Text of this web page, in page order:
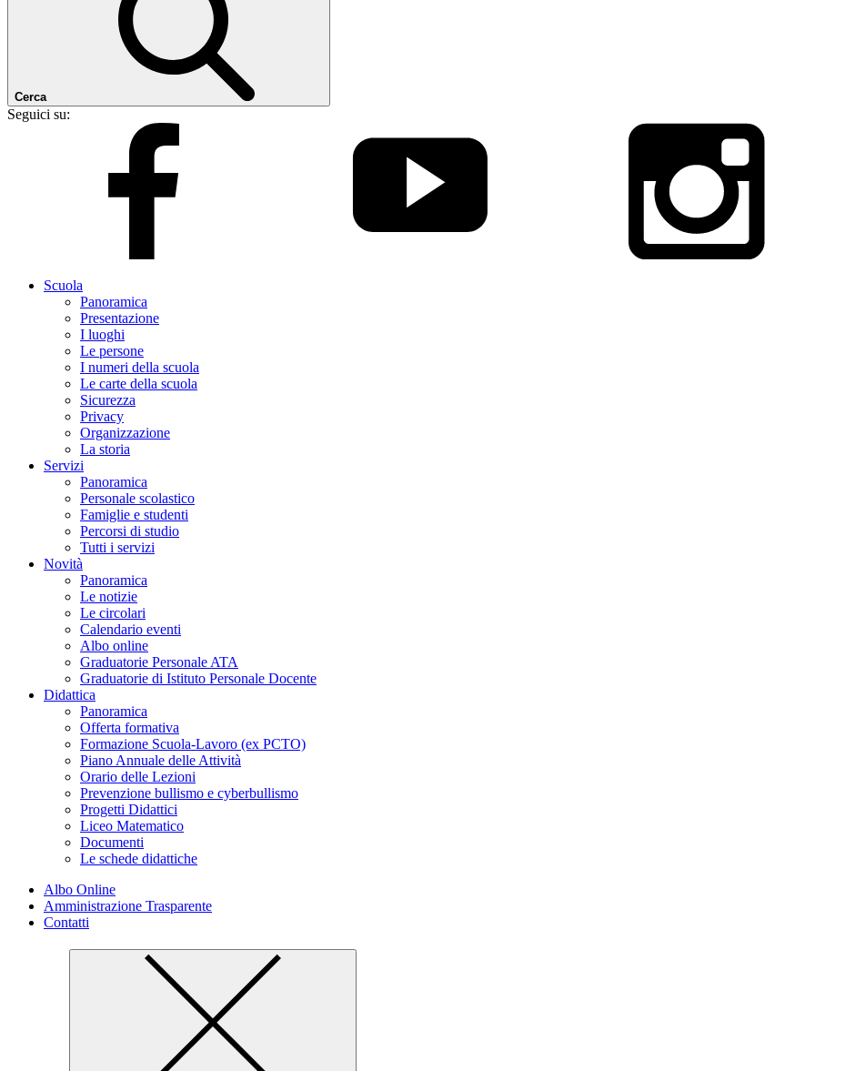
Cerca
Seguici su:
Scuola
Panoramica
Presentazione
I luoghi
Le persone
I numeri della scuola
Le carte della scuola
Sicurezza
Privacy
Organizzazione
La storia
Servizi
Panoramica
Personale scolastico
Famiglie e studenti
Percorsi di studio
Tutti i servizi
Novità
Panoramica
Le notizie
Le circolari
Calendario eventi
Albo online
Graduatorie Personale ATA
Graduatorie di Istituto Personale Docente
Didattica
Panoramica
Offerta formativa
Formazione Scuola-Lavoro (ex PCTO)
Piano Annuale delle Attività
Orario delle Lezioni
Prevenzione bullismo e cyberbullismo
Progetti Didattici
Liceo Matematico
Documenti
Le schede didattiche
Albo Online
Amministrazione Trasparente
Contatti